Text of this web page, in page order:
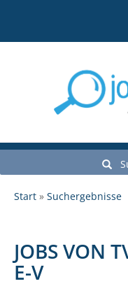
Start
Suchergebnisse
JOBS VON
E-V